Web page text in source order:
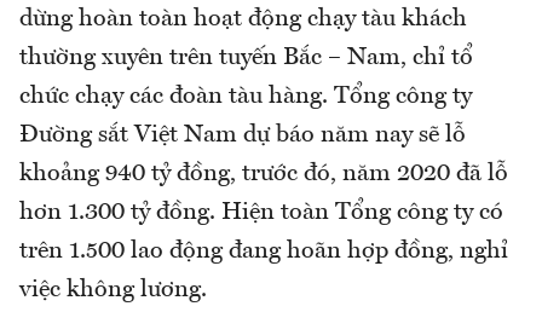
dừng hoàn toàn hoạt động chạy tàu khách
thường xuyên trên tuyến Bắc – Nam, chỉ tổ
chức chạy các đoàn tàu hàng. Tổng công ty
Đường sắt Việt Nam dự báo năm nay sẽ lỗ
khoảng 940 tỷ đồng, trước đó, năm 2020 đã lỗ
hơn 1.300 tỷ đồng. Hiện toàn Tổng công ty có
trên 1.500 lao động đang hoãn hợp đồng, nghỉ
việc không lương.